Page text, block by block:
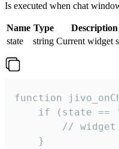
Is executed when chat
Name Type
Description
state
string Current widget
function
if (state ==
//
    }